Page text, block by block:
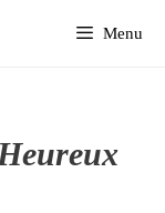
Menu